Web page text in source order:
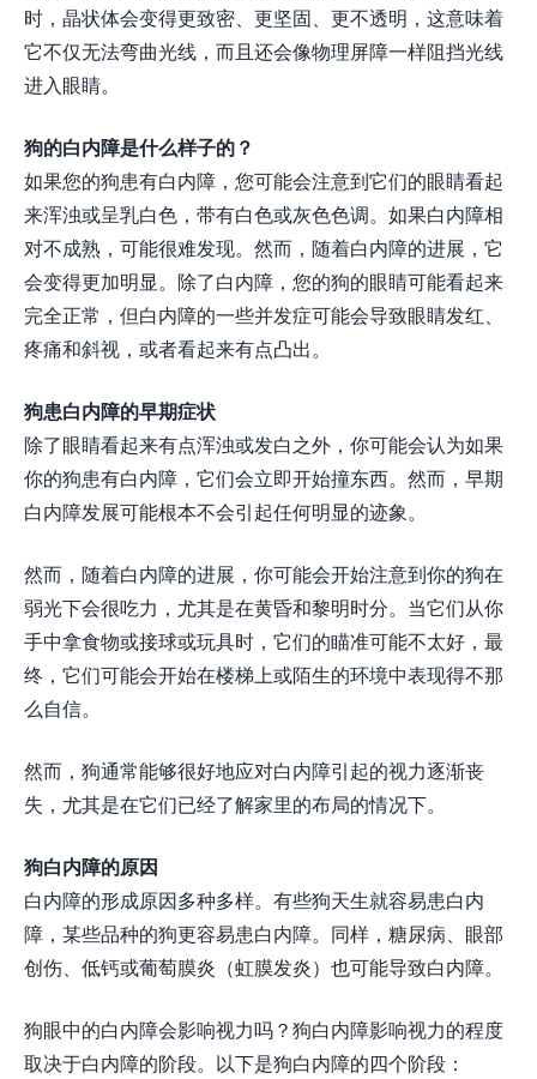
时，晶状体会变得更致密、更坚固、更不透明，这意味着
它不仅无法弯曲光线，而且还会像物理屏障一样阻挡光线
进入眼睛。
狗的白内障是什么样子的？
如果您的狗患有白内障，您可能会注意到它们的眼睛看起
来浑浊或呈乳白色，带有白色或灰色色调。如果白内障相
对不成熟，可能很难发现。然而，随着白内障的进展，它
会变得更加明显。除了白内障，您的狗的眼睛可能看起来
完全正常，但白内障的一些并发症可能会导致眼睛发红、
疼痛和斜视，或者看起来有点凸出。
狗患白内障的早期症状
除了眼睛看起来有点浑浊或发白之外，你可能会认为如果
你的狗患有白内障，它们会立即开始撞东西。然而，早期
白内障发展可能根本不会引起任何明显的迹象。
然而，随着白内障的进展，你可能会开始注意到你的狗在
弱光下会很吃力，尤其是在黄昏和黎明时分。当它们从你
手中拿食物或接球或玩具时，它们的瞄准可能不太好，最
终，它们可能会开始在楼梯上或陌生的环境中表现得不那
么自信。
然而，狗通常能够很好地应对白内障引起的视力逐渐丧
失，尤其是在它们已经了解家里的布局的情况下。
狗白内障的原因
白内障的形成原因多种多样。有些狗天生就容易患白内
障，某些品种的狗更容易患白内障。同样，糖尿病、眼部
创伤、低钙或葡萄膜炎（虹膜发炎）也可能导致白内障。
狗眼中的白内障会影响视力吗？狗白内障影响视力的程度
取决于白内障的阶段。以下是狗白内障的四个阶段：